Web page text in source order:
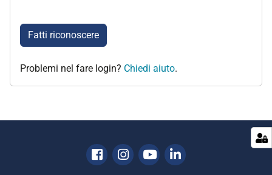
Fatti riconoscere
Problemi nel fare login? Chiedi aiuto.
Facebook
Instagram
YoutubeLinkedin